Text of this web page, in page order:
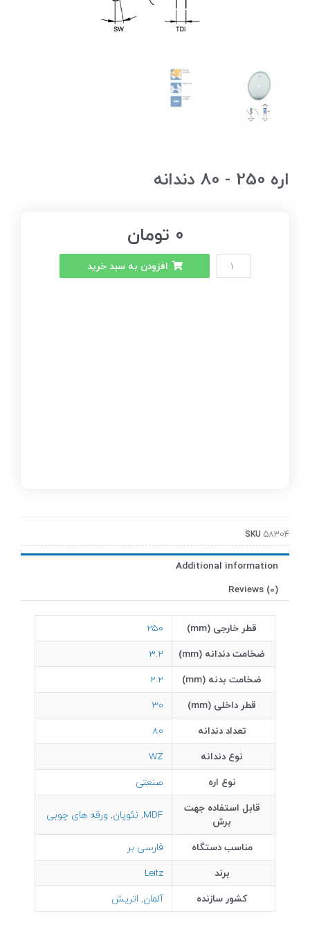
0 تومان
افزودن به سبد خرید
اره 250 - 80 دندانه
SKU 58304
Additional information
Reviews (0)
قطر خارجی (mm)
250
ضخامت دندانه (mm)
3.2
ضخامت بدنه (mm)
2.2
قطر داخلی (mm)
30
تعداد دندانه
80
نوع دندانه
WZ
نوع اره
صنعتی
قابل استفاده جهت
برش
MDF
, نئوپان, ورقه های چوبی
مناسب دستگاه
فارسی بر
برند
Leitz
کشور سازنده
آلمان, اتریش